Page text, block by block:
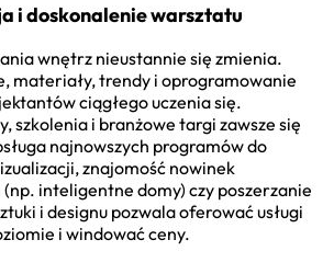
i doskonalenie warsztatu
wnętrz nieustannie się zmienia.
materiały, trendy i oprogramowanie
ciągłego uczenia się.
szkolenia i branżowe targi zawsze się
najnowszych programów do
znajomość nowinek
inteligentne domy) czy poszerzanie
i designu pozwala oferować usługi
i windować ceny.